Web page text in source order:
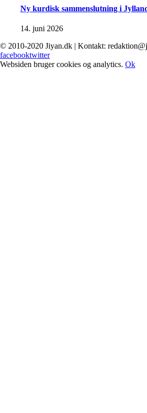
Ny kurdisk sammenslutning i
14. juni 2026
© 2010-2020 Jiyan.dk | Kontakt:
facebooktwitter
Websiden bruger cookies og analytics. Ok